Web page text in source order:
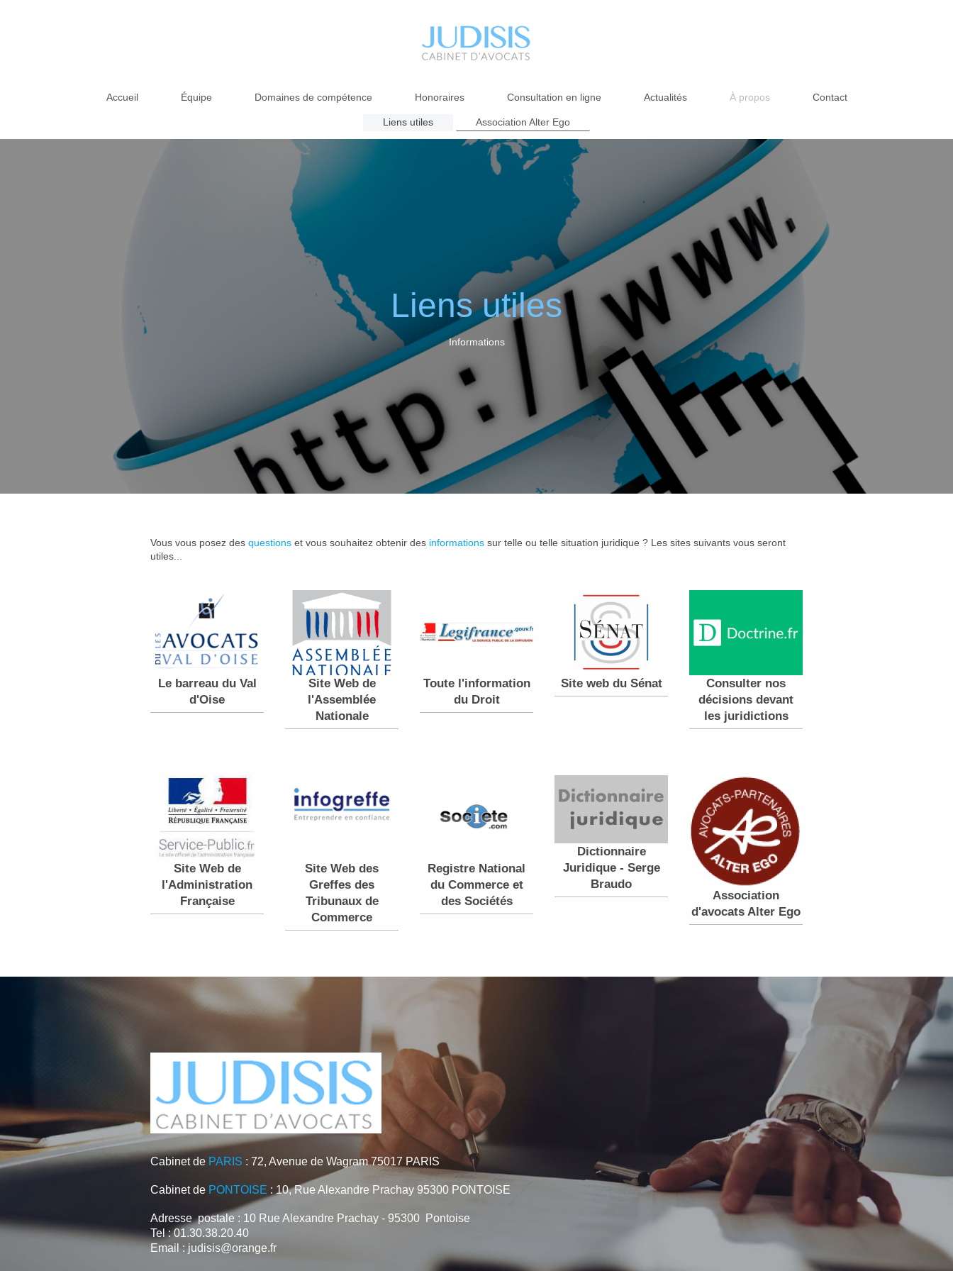
Accueil Équipe Domaines de compétence Honoraires Consultation en ligne Actualités À propos Contact
Liens utiles Association Alter Ego
Liens utiles
Informations
Vous vous posez des questions et vous souhaitez obtenir des informations sur telle ou telle situation juridique ? Les sites suivants vous seront
utiles...
Le barreau du Val
d'Oise
Site Web de
l'Assemblée
Nationale
Toute l'information
du Droit
Site web du Sénat
Consulter nos
décisions devant
les juridictions
Site Web de
l'Administration
Française
Site Web des
Greffes des
Tribunaux de
Commerce
Registre National
du Commerce et
des Sociétés
Dictionnaire
Juridique - Serge
Braudo
Association
d'avocats Alter Ego
Cabinet de PARIS : 72, Avenue de Wagram 75017 PARIS
Cabinet de PONTOISE : 10, Rue Alexandre Prachay 95300 PONTOISE
Adresse postale : 10 Rue Alexandre Prachay - 95300 Pontoise
Tel :01.30.38.20.40
Email : judisis@orange.fr